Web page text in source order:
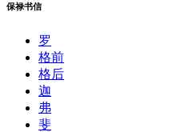
保禄书信
罗
格前
格后
迦
弗
斐